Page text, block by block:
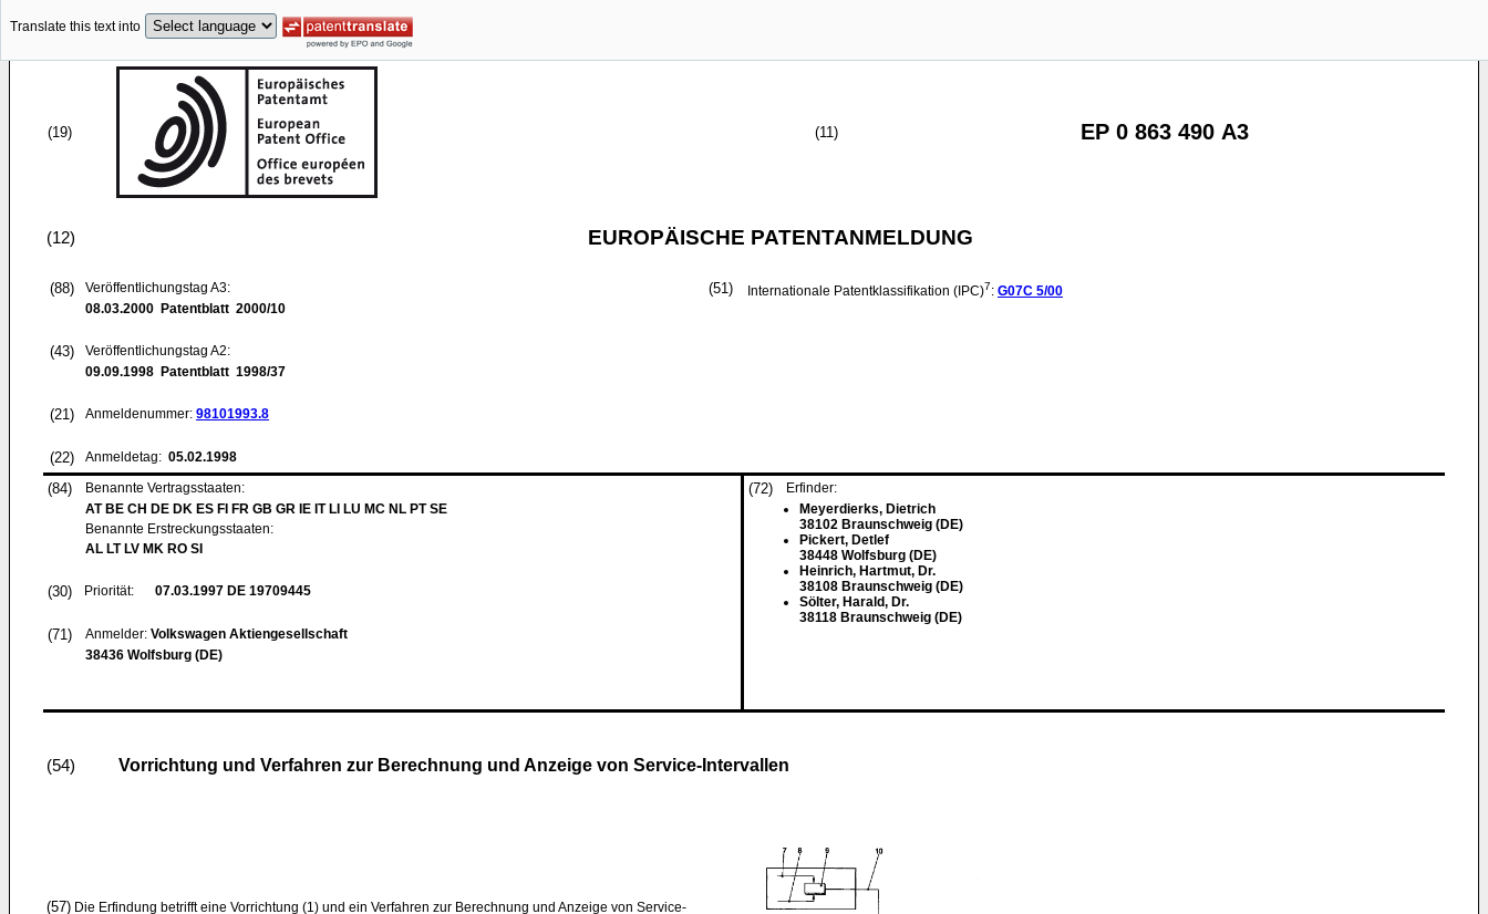
Translate this text into
(19) (11) EP 0 863 490 A3
(12) EUROPÄISCHE PATENTANMELDUNG
(88)
Veröffentlichungstag A3:
08.03.2000 Patentblatt 2000/10
(43)
Veröffentlichungstag A2:
09.09.1998 Patentblatt 1998/37
(21) Anmeldenummer: 98101993.8
(22) Anmeldetag: 05.02.1998
(51) Internationale Patentklassifikation (IPC)7: G07C 5/00
(84)
Benannte Vertragsstaaten:
AT BE CH DE DK ES FI FR GB GR IE IT LI LU MC NL PT SE
Benannte Erstreckungsstaaten:
AL LT LV MK RO SI
(30) Priorität: 07.03.1997 DE 19709445
(71) Anmelder: Volkswagen Aktiengesellschaft
38436 Wolfsburg (DE)
(72)
Erfinder:
Meyerdierks, Dietrich
38102 Braunschweig (DE)
Pickert, Detlef
38448 Wolfsburg (DE)
Heinrich, Hartmut, Dr.
38108 Braunschweig (DE)
Sölter, Harald, Dr.
38118 Braunschweig (DE)
(54) Vorrichtung und Verfahren zur Berechnung und Anzeige von Service-Intervallen
(57) Die Erfindung betrifft eine Vorrichtung (1) und ein Verfahren zur Berechnung und Anzeige von Service-